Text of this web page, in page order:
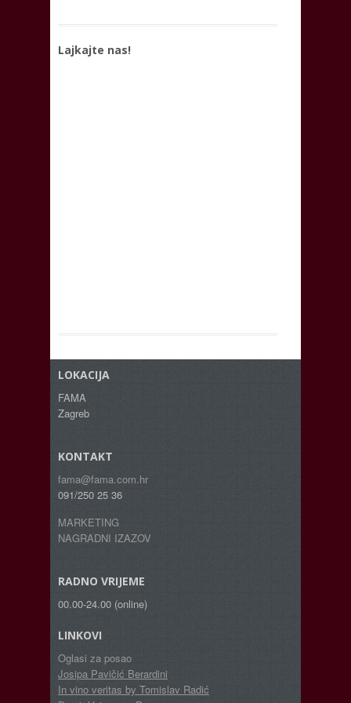
Lajkajte nas!
LOKACIJA
FAMA
Zagreb
KONTAKT
fama@fama.com.hr
091/250 25 36
MARKETING
NAGRADNI IZAZOV
RADNO VRIJEME
00.00-24.00 (online)
LINKOVI
Oglasi za posao
Josipa Pavičić Berardini
In vino veritas by Tomislav Radić